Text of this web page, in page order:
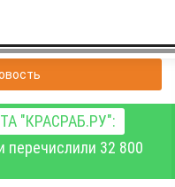
"КРАСРАБ.РУ":
перечислили 32 800